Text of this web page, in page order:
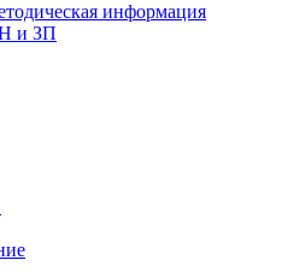
информация
и ЗП